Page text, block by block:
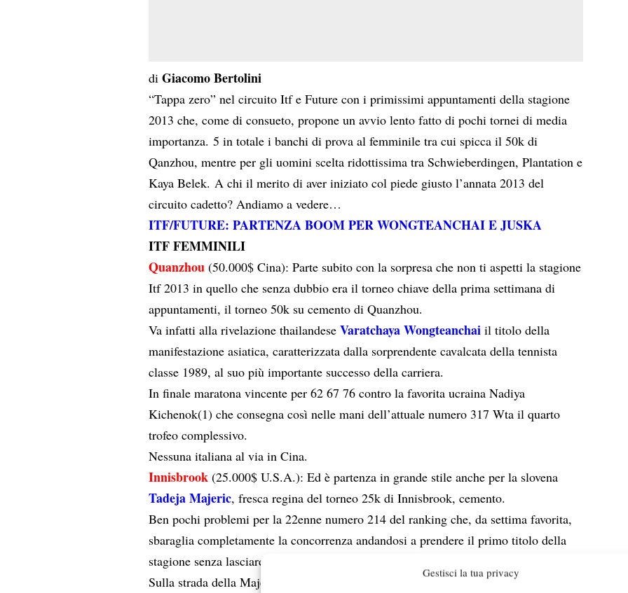
Gestisci la tua privacy
diGiacomo Bertolini
“Tappa zero” nel circuito Itf e Future con i primissimi appuntamenti della stagione
2013 che, come di consueto, propone un avvio lento fatto di pochi tornei di media
importanza. 5 in totale i banchi di prova al femminile tra cui spicca il 50k di
Qanzhou, mentre per gli uomini scelta ridottissima tra Schwieberdingen, Plantation e
Kaya Belek. A chi il merito di aver iniziato col piede giusto l’annata 2013 del
circuito cadetto? Andiamo a vedere…
ITF/FUTURE: PARTENZA BOOM PER WONGTEANCHAI E JUSKA
ITF FEMMINILI
Quanzhou (50.000$ Cina): Parte subito con la sorpresa che non ti aspetti la stagione
Itf 2013 in quello che senza dubbio era il torneo chiave della prima settimana di
appuntamenti, il torneo 50k su cemento di Quanzhou.
Va infatti alla rivelazione thailandeseVaratchaya Wongteanchai il titolo della
manifestazione asiatica, caratterizzata dalla sorprendente cavalcata della tennista
classe 1989, al suo più importante successo della carriera.
In finale maratona vincente per 62 67 76 contro la favorita ucraina Nadiya
Kichenok(1) che consegna così nelle mani dell’attuale numero 317 Wta il quarto
trofeo complessivo.
Nessuna italiana al via in Cina.
Innisbrook (25.000$ U.S.A.): Ed è partenza in grande stile anche per la slovena
Tadeja Majeric, fresca regina del torneo 25k di Innisbrook, cemento.
Ben pochi problemi per la 22enne numero 214 del ranking che, da settima favorita,
sbaraglia completamente la concorrenza andandosi a prendere il primo titolo della
stagione senza lasciare per strada neppure un set.
Sulla strada della Majeric costretta alla resa anche la croata Ajla Tomljanovic, finita